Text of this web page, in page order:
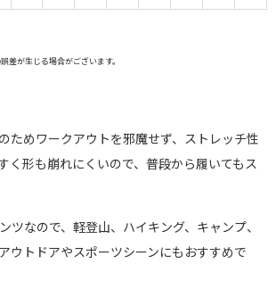
差が生じる場合がございます。
ためワークアウトを邪魔せず、ストレッチ性
く形も崩れにくいので、普段から履いてもス
ツなので、軽登山、ハイキング、キャンプ、
ウトドアやスポーツシーンにもおすすめで